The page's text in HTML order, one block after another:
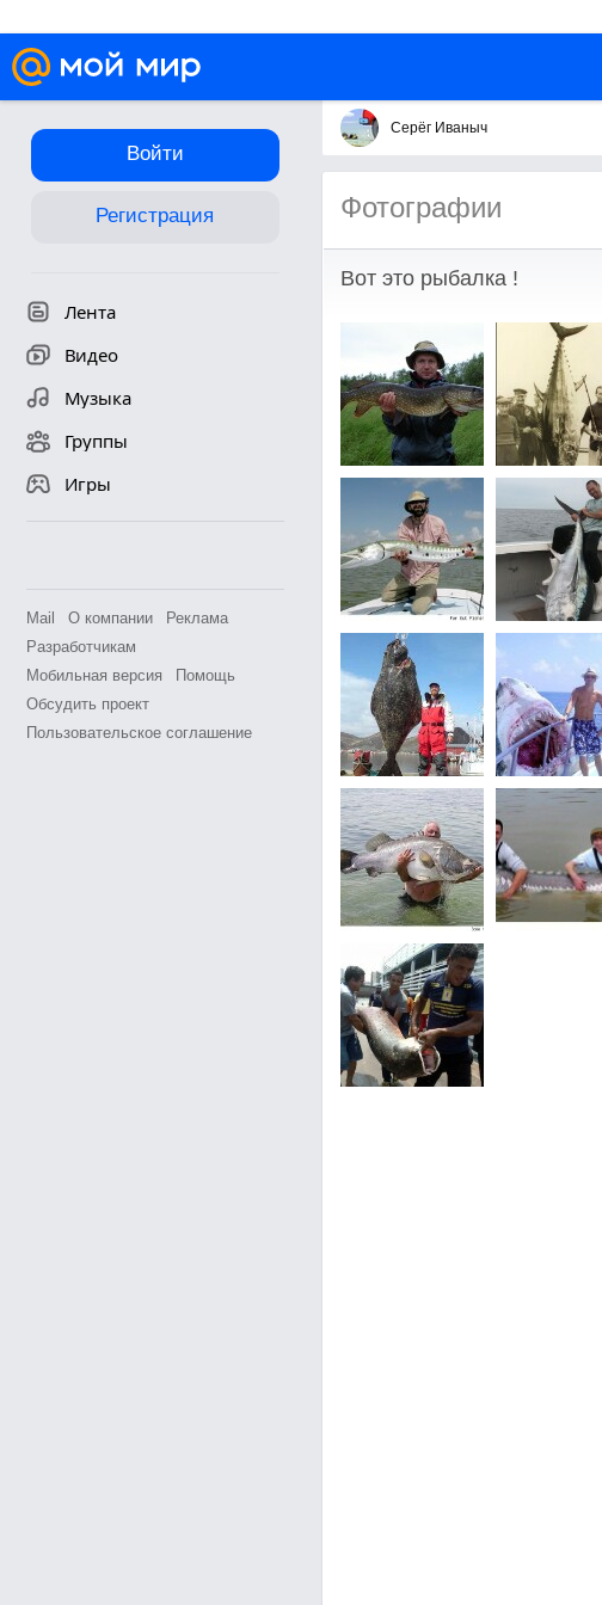
Войти
Регистрация
Лента
Видео
Музыка
Группы
Игры
Mail О компании
Реклама
Разработчикам
Мобильная версия
Помощь
Обсудить проект
Пользовательское соглашение
Серёг Иваныч
Фотографии
Вот это рыбалка !